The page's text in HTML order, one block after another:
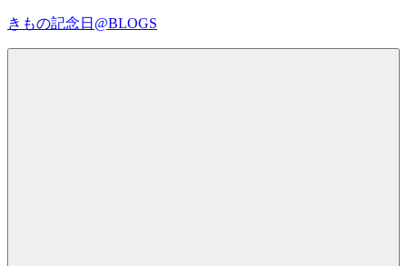
コ
きもの記念日@BLOGS